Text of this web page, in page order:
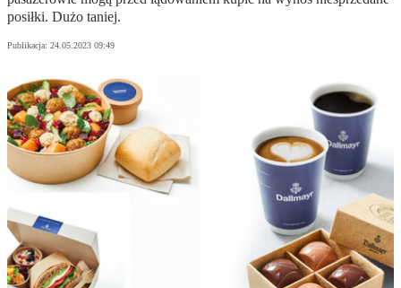
posiłki. Dużo taniej.
Publikacja: 24.05.2023 09:49